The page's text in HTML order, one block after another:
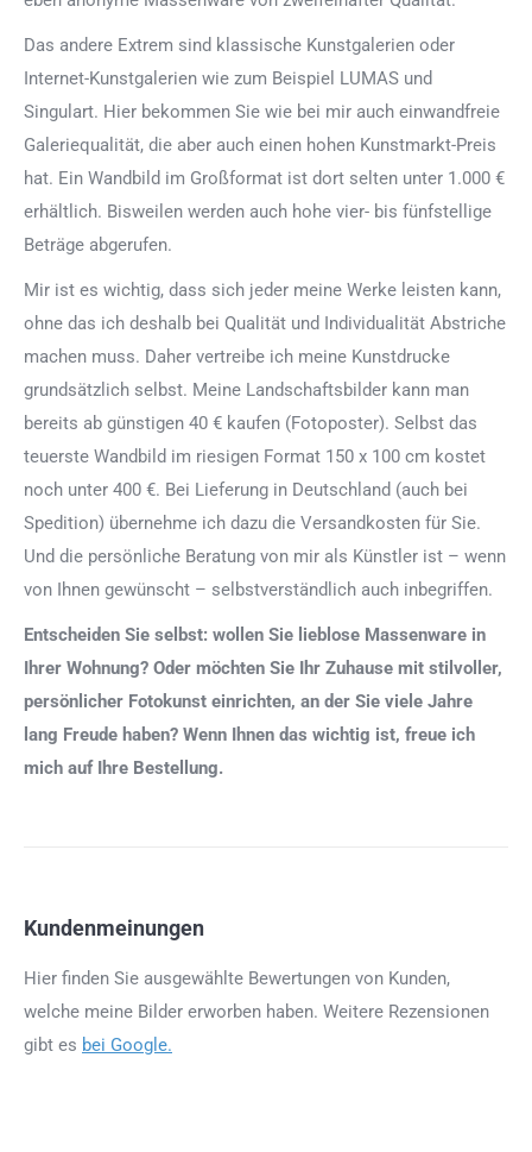
Das andere Extrem sind klassische Kunstgalerien oder
Internet-Kunstgalerien wie zum Beispiel LUMAS und
Singulart. Hier bekommen Sie wie bei mir auch einwandfreie
Galeriequalität, die aber auch einen hohen Kunstmarkt-Preis
hat. Ein Wandbild im Großformat ist dort selten unter 1.000 €
erhältlich. Bisweilen werden auch hohe vier- bis fünfstellige
Beträge abgerufen.
Mir ist es wichtig, dass sich jeder meine Werke leisten kann,
ohne das ich deshalb bei Qualität und Individualität Abstriche
machen muss. Daher vertreibe ich meine Kunstdrucke
grundsätzlich selbst. Meine Landschaftsbilder kann man
bereits ab günstigen 40 € kaufen (Fotoposter). Selbst das
teuerste Wandbild im riesigen Format 150 x 100 cm kostet
noch unter 400 €. Bei Lieferung in Deutschland (auch bei
Spedition) übernehme ich dazu die Versandkosten für Sie.
Und die persönliche Beratung von mir als Künstler ist – wenn
von Ihnen gewünscht – selbstverständlich auch inbegriffen.
Entscheiden Sie selbst: wollen Sie lieblose Massenware in
Ihrer Wohnung? Oder möchten Sie Ihr Zuhause mit stilvoller,
persönlicher Fotokunst einrichten, an der Sie viele Jahre
lang Freude haben? Wenn Ihnen das wichtig ist, freue ich
mich auf Ihre Bestellung.
Kundenmeinungen
Hier finden Sie ausgewählte Bewertungen von Kunden,
welche meine Bilder erworben haben. Weitere Rezensionen
gibt es bei Google.